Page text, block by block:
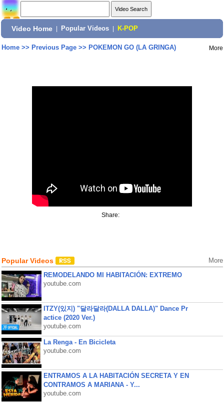
Video Home Popular Videos K-POP
Home>> Previous Page>> POKEMON GO (LA GRINGA) More
Share:
Popular Videos More
REMODELANDO MI HABITACIÓN: EXTREMO
youtube.com
ITZY(있지) "달라달라(DALLA DALLA)" Dance Pr
actice (2020 Ver.)
youtube.com
La Renga - En Bicicleta
youtube.com
ENTRAMOS A LA HABITACIÓN SECRETA Y EN
CONTRAMOS A MARIANA - Y...
youtube.com